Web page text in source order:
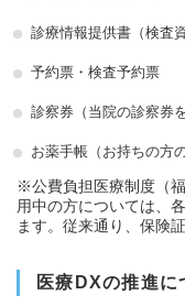
診療情報提供書（検査
予約票・検査予約票
診察券（当院の診察券
お薬手帳（お持ちの方の
※公費負担医療制度（
用中の方については、
ます。従来通り、保険
医療DXの推進に